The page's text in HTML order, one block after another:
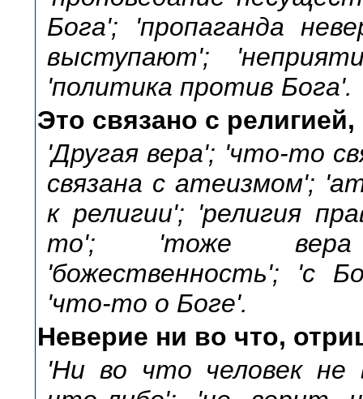
Бога'; 'пропаганда
выступают';
'политика против Бога'.
Это связано с
'Другая вера'; 'что-то
связана с атеизмом';
к религии'; 'религия
то'; 'тоже вера
'божественность'; 'с
'что-то о Боге'.
Неверие ни во что,
'Ни во что человек